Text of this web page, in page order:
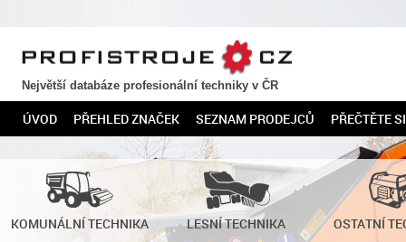
PROFISTROJE.CZ
Největší databáze profesionální techniky v ČR
ÚVOD PŘEHLED ZNAČEK SEZNAM PRODEJCŮ PŘEČTĚTE SI
KOMUNÁLNÍ TECHNIKA LESNÍ TECHNIKA OSTATNÍ